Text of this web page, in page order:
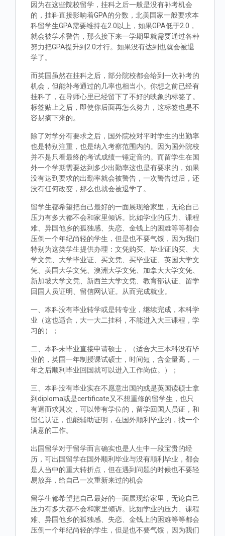
因为在这些院校留学，挂科之后一般是没有补考机会
的，挂科直接影响着GPA的分数，北美国家一般要求本
科留学生GPA需要维持在2.0以上，如果GPA低于2.0，
就会被学术警告，那么接下来一学期里就需要通过各种
努力把GPA提升到2.0才行。如果没有达到也就会被退
学了。
而英国虽然在挂科之后，部分院校都会给到一次补考的
机会，但能补考通过的几率也相当小。你想之前已经有
挂科了，在导师心里已经留下了不好的映象的标签了。
标签贴上之后，即使你后面再怎么努力，这标签也是不
容易摘下来的。
除了对学分有要求之后，国外院校对平时学生的出勤率
也是特别注重，也是纳入考察范围内的。因为国外院校
并不是只看最终的考试成绩一锤定音的。而留学生在国
外一个学期需要达到多少出勤率这也是有要求的，如果
没有达到要求的出勤率就会被警告，一次警告过后，还
没有任何改变，那么也就会被退学了。
留学生都希望把自己最好的一面展现给家里，无论自己
压力有多大都不会和家里倾诉。比如学业的压力、课程
难、异国他乡的孤独感、失恋、金钱上的困难等等都会
压倒一个年纪尚轻的学生，但是也不要气馁，因为我们
特别为这类学生提供办理：文凭购买、毕业证购买、大
学文凭、大学毕业证、买文凭、买毕业证、英国大学文
凭、美国大学文凭、澳洲大学文凭、加拿大大学文凭、
新加坡大学文凭、新西兰大学文凭、教育部认证、留学
回国人员证明、留信网认证。从而完成就业。
一、本科没有毕业转学或是转专业，继续完成，本科学
业（这也适合，大一大二挂科，不能进入大三课程，学
习的）；
二、本科未毕业直接申请硕士，（适合大三本科没有毕
业的，英国一年制授课试硕士，时间短，含金量高，一
年之后顺利毕业回国就可以进入工作岗位。）；
三、本科没有毕业实在不愿意出国的或是英国读硕士拿
到diploma或是certificate又不想重修的留学生，也只
有退而求其次，可以带有学位的，留学回国人员证，和
留信认证，也能辅助证明，在国外顺利毕业的，找一个
满意的工作。
出国留学对于留学而言确实也是人生中一段宝贵的经
历，可出国留学在国外顺利毕业与没有顺利毕业，都会
是人当中的重大转折点，但在遇到问题的时候也不要轻
易放弃，给自己一次重新来过的机会
留学生都希望把自己最好的一面展现给家里，无论自己
压力有多大都不会和家里倾诉。比如学业的压力、课程
难、异国他乡的孤独感、失恋、金钱上的困难等等都会
压倒一个年纪尚轻的学生，但是也不要气馁，因为我们